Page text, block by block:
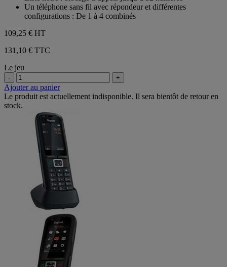
Un téléphone sans fil avec répondeur et différentes
configurations : De 1 à 4 combinés
109,25 € HT
131,10 € TTC
Le jeu
- +
Ajouter au panier
Le produit est actuellement indisponible. Il sera bientôt de retour en
stock.